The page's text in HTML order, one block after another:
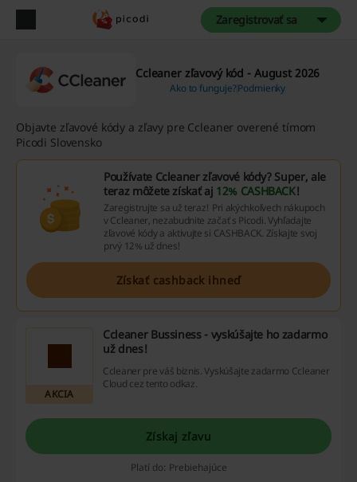
Zaregistrovať sa
Ccleaner zľavový kód - August 2026
Ako to funguje?Podmienky
Objavte zľavové kódy a zľavy pre Ccleaner overené tímom
Picodi Slovensko
Používate Ccleaner zľavové kódy? Super, ale
teraz môžete získať aj 12% CASHBACK!
Zaregistrujte sa už teraz! Pri akýchkoľvech nákupoch
v Ccleaner, nezabudnite začať s Picodi. Vyhľadajte
zľavové kódy a aktivujte si CASHBACK. Získajte svoj
prvý 12% už dnes!
Získať cashback ihneď
AKCIA
Ccleaner Bussiness - vyskúšajte ho zadarmo
už dnes!
Ccleaner pre váš biznis. Vyskúšajte zadarmo Ccleaner
Cloud cez tento odkaz.
Získaj zľavu
Platí do: Prebiehajúce